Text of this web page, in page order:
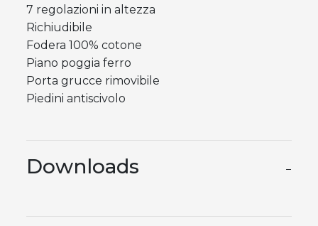
7 regolazioni in altezza
Richiudibile
Fodera 100% cotone
Piano poggia ferro
Porta grucce rimovibile
Piedini antiscivolo
Downloads −